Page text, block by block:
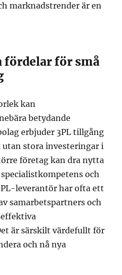
marknadstrender är en
fördelar för små
kan
betydande
erbjuder 3PL tillgång
stora investeringar i
företag kan dra nytta
och
leverantör har ofta ett
samarbetspartners och
är särskilt värdefullt för
och nå nya